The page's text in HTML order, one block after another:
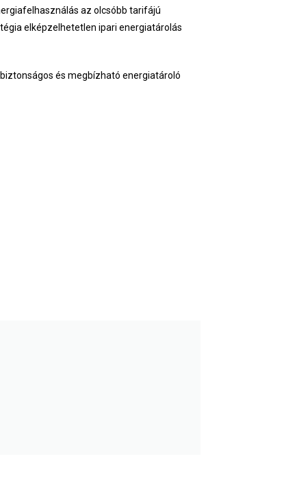
az olcsóbb tarifájú
elképzelhetetlen ipari energiatárolás
és megbízható energiatároló